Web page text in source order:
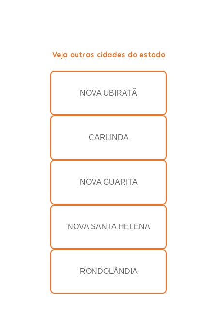
Veja outras cidades do estado
NOVA UBIRATÃ
CARLINDA
NOVA GUARITA
NOVA SANTA HELENA
RONDOLÂNDIA